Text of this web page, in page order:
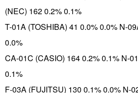
(NEC) 162 0.2% 0.1%
T-01A (TOSHIBA) 41 0.0% 0.0% N-
0.0%
CA-01C (CASIO) 164 0.2% 0.1% N-
0.1%
F-03A (FUJITSU) 130 0.1% 0.0% N-